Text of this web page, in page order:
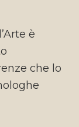
è
che lo